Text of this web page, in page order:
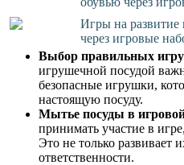
Игры на развитие
через игровые
Выбор правильных
игрушечной посудой
безопасные игрушки,
настоящую посуду.
Мытье посуды в
принимать участие в
Это не только развивает
ответственности.